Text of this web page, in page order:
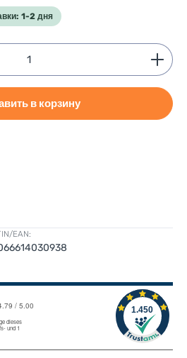
1-2 дня
the desired amount or
в корзину
EAN: